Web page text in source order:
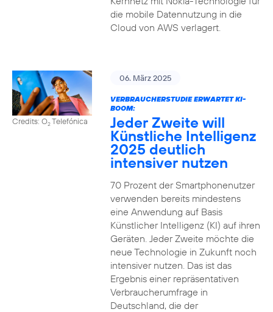
die mobile Datennutzung in die
Cloud von AWS verlagert.
Credits: O2Telefónica
06. März 2025
VERBRAUCHERSTUDIE ERWARTET KI-
BOOM:
Jeder Zweite will
Künstliche Intelligenz
2025 deutlich
intensiver nutzen
70 Prozent der Smartphonenutzer
verwenden bereits mindestens
eine Anwendung auf Basis
Künstlicher Intelligenz (KI) auf ihren
Geräten. Jeder Zweite möchte die
neue Technologie in Zukunft noch
intensiver nutzen. Das ist das
Ergebnis einer repräsentativen
Verbraucherumfrage in
Deutschland, die der